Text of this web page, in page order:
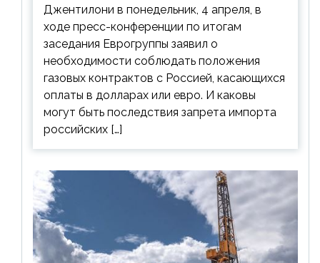
Джентилони в понедельник, 4 апреля, в
ходе пресс-конференции по итогам
заседания Еврогруппы заявил о
необходимости соблюдать положения
газовых контрактов с Россией, касающихся
оплаты в долларах или евро. И каковы
могут быть последствия запрета импорта
российских […]